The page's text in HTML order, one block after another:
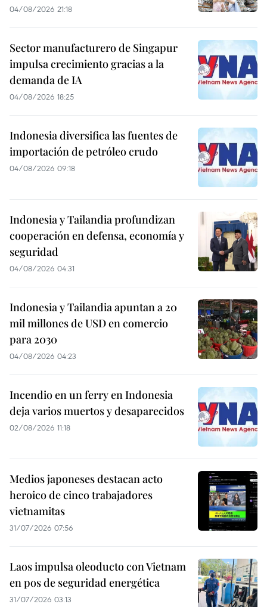
04/08/2026 21:18
Sector manufacturero de Singapur
impulsa crecimiento gracias a la
demanda de IA
04/08/2026 18:25
Indonesia diversifica las fuentes de
importación de petróleo crudo
04/08/2026 09:18
Indonesia y Tailandia profundizan
cooperación en defensa, economía y
seguridad
04/08/2026 04:31
Indonesia y Tailandia apuntan a 20
mil millones de USD en comercio
para 2030
04/08/2026 04:23
Incendio en un ferry en Indonesia
deja varios muertos y desaparecidos
02/08/2026 11:18
Medios japoneses destacan acto
heroico de cinco trabajadores
vietnamitas
31/07/2026 07:56
Laos impulsa oleoducto con Vietnam
en pos de seguridad energética
31/07/2026 03:13